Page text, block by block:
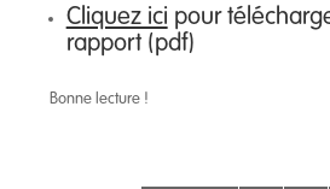
Cliquez ici pour
rapport (pdf)
Bonne lecture !